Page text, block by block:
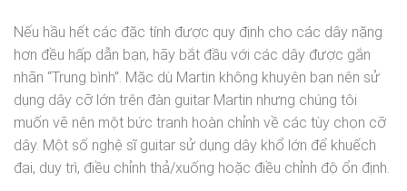
Nếu hầu hết các đặc tính được quy định cho các dây nặng
hơn đều hấp dẫn bạn, hãy bắt đầu với các dây được gắn
nhãn “Trung bình”. Mặc dù Martin không khuyên bạn nên sử
dụng dây cỡ lớn trên đàn guitar Martin nhưng chúng tôi
muốn vẽ nên một bức tranh hoàn chỉnh về các tùy chọn cỡ
dây. Một số nghệ sĩ guitar sử dụng dây khổ lớn để khuếch
đại, duy trì, điều chỉnh thả/xuống hoặc điều chỉnh độ ổn định.